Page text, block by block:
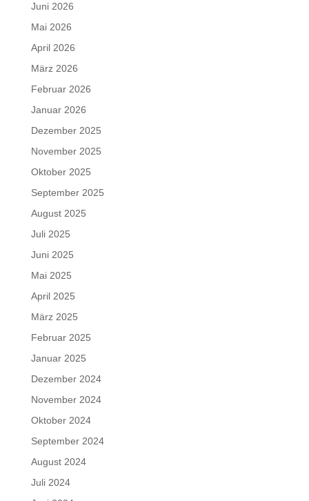
Juni 2026
Mai 2026
April 2026
März 2026
Februar 2026
Januar 2026
Dezember 2025
November 2025
Oktober 2025
September 2025
August 2025
Juli 2025
Juni 2025
Mai 2025
April 2025
März 2025
Februar 2025
Januar 2025
Dezember 2024
November 2024
Oktober 2024
September 2024
August 2024
Juli 2024